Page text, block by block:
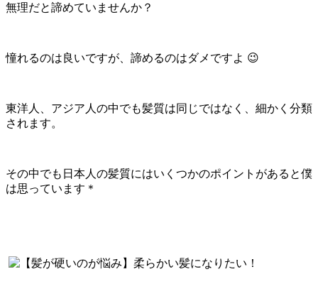
無理だと諦めていませんか？
憧れるのは良いですが、諦めるのはダメですよ 😉
東洋人、アジア人の中でも髪質は同じではなく、細かく分類
されます。
その中でも日本人の髪質にはいくつかのポイントがあると僕
は思っています＊